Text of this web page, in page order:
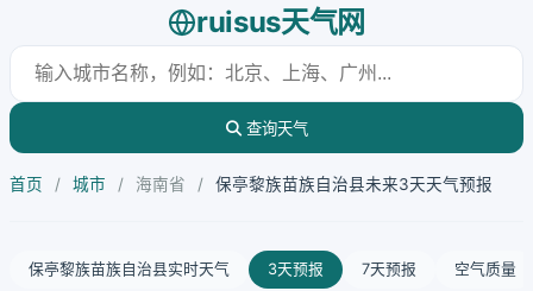
ruisus天气网
查询天气
首页 / 城市 / 海南省 / 保亭黎族苗族自治县未来3天天气预报
保亭黎族苗族自治县实时天气 3天预报 7天预报 空气质量